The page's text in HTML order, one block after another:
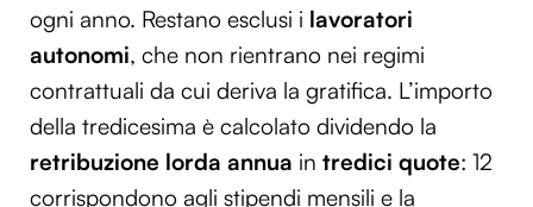
ogni anno. Restano esclusi i lavoratori
autonomi, che non rientrano nei regimi
contrattuali da cui deriva la gratifica. L’importo
della tredicesima è calcolato dividendo la
retribuzione lorda annua in tredici quote: 12
corrispondono agli stipendi mensili e la